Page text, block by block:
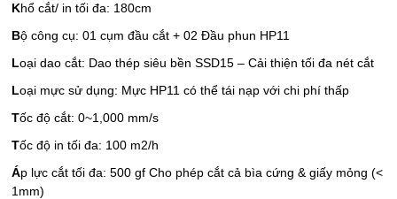
Khổ cắt/ in tối đa: 180cm
Bộ công cụ: 01 cụm đầu cắt + 02 Đầu phun HP11
Loại dao cắt: Dao thép siêu bền SSD15 – Cải thiện tối đa nét cắt
Loại mực sử dụng: Mực HP11 có thể tái nạp với chi phí thấp
Tốc độ cắt: 0~1,000 mm/s
Tốc độ in tối đa: 100 m2/h
Áp lực cắt tối đa: 500 gf Cho phép cắt cả bìa cứng & giấy mỏng (<
1mm)